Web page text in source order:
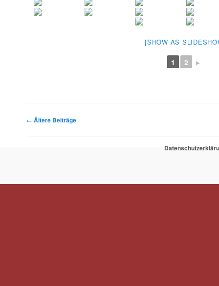
[SHOW AS
1 2 ►
Beitragsnavigation
← Ältere Beiträge